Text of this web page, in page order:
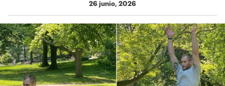
26 junio, 2026